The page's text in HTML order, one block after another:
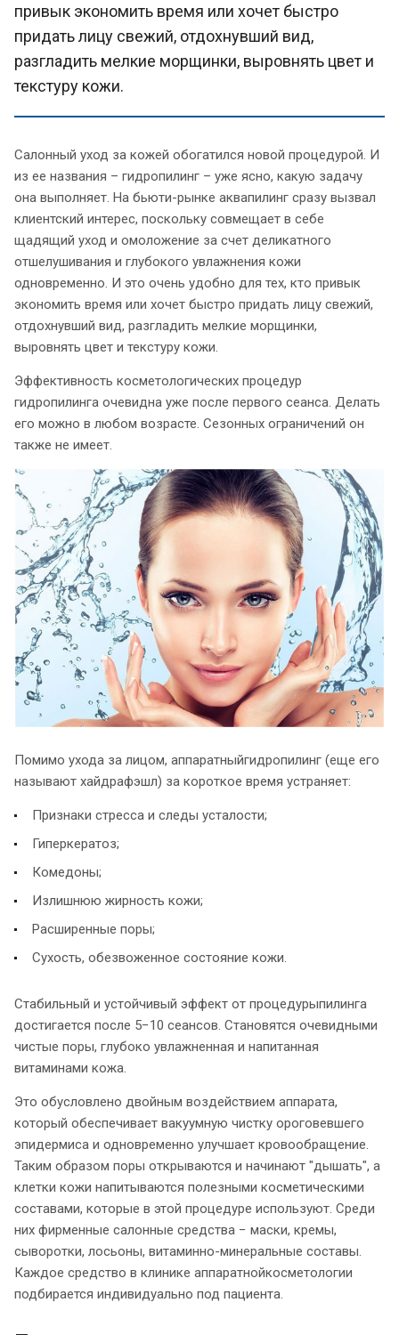
привык экономить время или хочет быстро
придать лицу свежий, отдохнувший вид,
разгладить мелкие морщинки, выровнять цвет и
текстуру кожи.
Салонный уход за кожей обогатился новой процедурой. И
из ее названия – гидропилинг – уже ясно, какую задачу
она выполняет. На бьюти-рынке аквапилинг сразу вызвал
клиентский интерес, поскольку совмещает в себе
щадящий уход и омоложение за счет деликатного
отшелушивания и глубокого увлажнения кожи
одновременно. И это очень удобно для тех, кто привык
экономить время или хочет быстро придать лицу свежий,
отдохнувший вид, разгладить мелкие морщинки,
выровнять цвет и текстуру кожи.
Эффективность косметологических процедур
гидропилинга очевидна уже после первого сеанса. Делать
его можно в любом возрасте. Сезонных ограничений он
также не имеет.
Помимо ухода за лицом, аппаратныйгидропилинг (еще его
называют хайдрафэшл) за короткое время устраняет:
Признаки стресса и следы усталости;
Гиперкератоз;
Комедоны;
Излишнюю жирность кожи;
Расширенные поры;
Сухость, обезвоженное состояние кожи.
Стабильный и устойчивый эффект от процедурыпилинга
достигается после 5−10 сеансов. Становятся очевидными
чистые поры, глубоко увлажненная и напитанная
витаминами кожа.
Это обусловлено двойным воздействием аппарата,
который обеспечивает вакуумную чистку ороговевшего
эпидермиса и одновременно улучшает кровообращение.
Таким образом поры открываются и начинают "дышать", а
клетки кожи напитываются полезными косметическими
составами, которые в этой процедуре используют. Среди
них фирменные салонные средства − маски, кремы,
сыворотки, лосьоны, витаминно-минеральные составы.
Каждое средство в клинике аппаратнойкосметологии
подбирается индивидуально под пациента.